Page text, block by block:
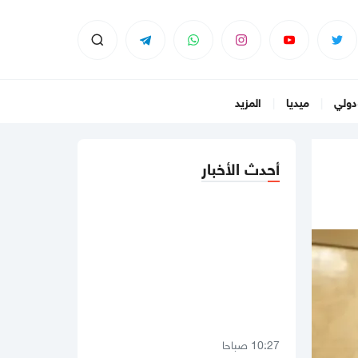
ميديا المزيد
أحدث الأخبار
وتجميع سلاح غزة يجب أن يتزامن مع